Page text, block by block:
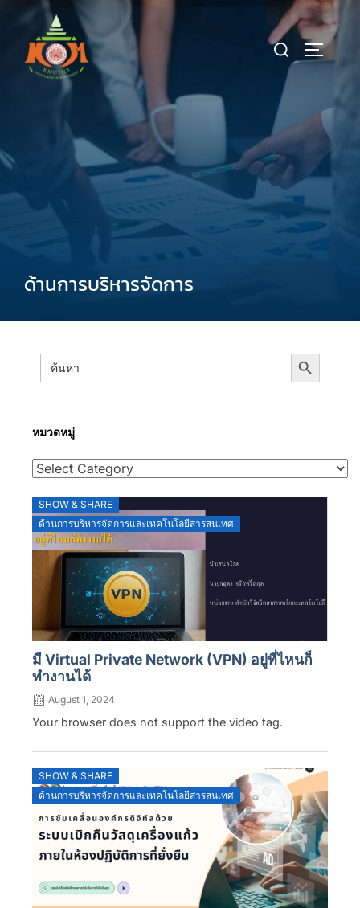
ด้านการบริหารจัดการ
Search
for:
SEARCH
หมวดหมู่
SHOW & SHARE
ด้านการบริหารจัดการและเทคโนโลยีสารสนเทศ
มี Virtual Private Network (VPN) อยู่ที่ไหนก็
ทำงานได้
August 1, 2024
Your browser does not support the video tag.
SHOW & SHARE
ด้านการบริหารจัดการและเทคโนโลยีสารสนเทศ